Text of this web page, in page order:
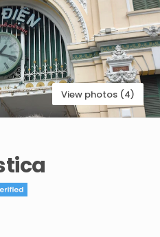
View photos (4)